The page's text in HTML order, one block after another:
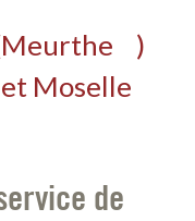
Meurthe
et Moselle
)
de